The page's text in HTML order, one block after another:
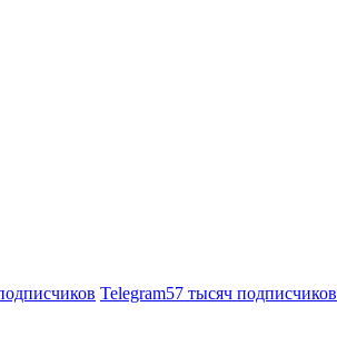
Telegram57 тысяч подписчиков